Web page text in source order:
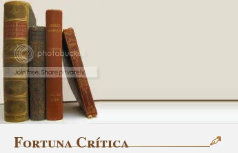
Fortuna Crítica